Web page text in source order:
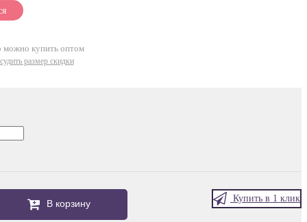
можно купить оптом
размер скидки
В корзину Купить в 1 клик